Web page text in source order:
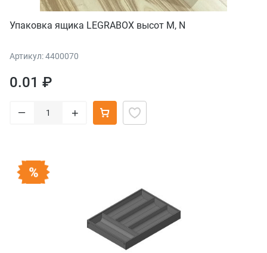
Упаковка ящика LEGRABOX высот M, N
Артикул: 4400070
0.01 ₽
– +